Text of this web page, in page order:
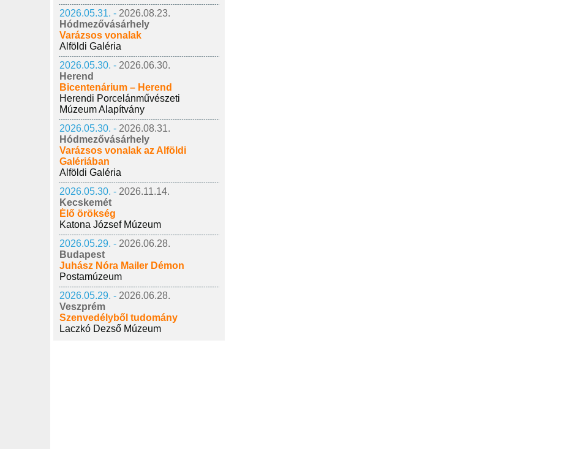
2026.05.31. - 2026.08.23.
Hódmezővásárhely
Varázsos vonalak
Alföldi Galéria
2026.05.30. - 2026.06.30.
Herend
Bicentenárium – Herend
Herendi Porcelánművészeti
Múzeum Alapítvány
2026.05.30. - 2026.08.31.
Hódmezővásárhely
Varázsos vonalak az Alföldi
Galériában
Alföldi Galéria
2026.05.30. - 2026.11.14.
Kecskemét
Élő örökség
Katona József Múzeum
2026.05.29. - 2026.06.28.
Budapest
Juhász Nóra Mailer Démon
Postamúzeum
2026.05.29. - 2026.06.28.
Veszprém
Szenvedélyből tudomány
Laczkó Dezső Múzeum